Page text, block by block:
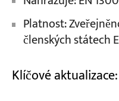
Platnost:
členských státech
Klíčové aktualizace: